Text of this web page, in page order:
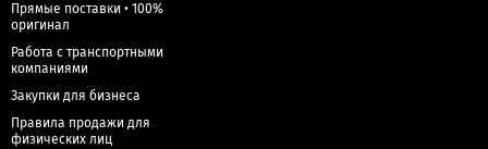
Прямые поставки • 100%
оригинал
Работа с транспортными
компаниями
Закупки для бизнеса
Правила продажи для
физических лиц